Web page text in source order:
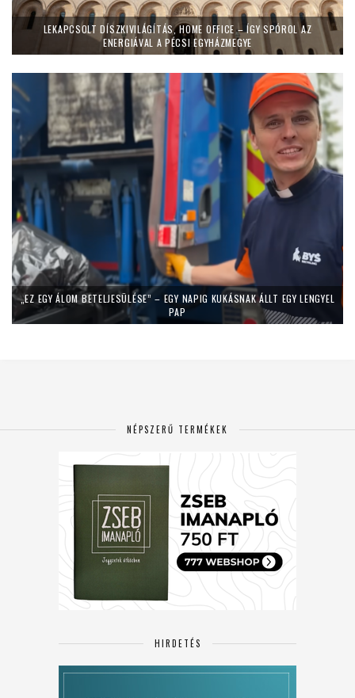
LEKAPCSOLT DÍSZKIVILÁGÍTÁS, HOME OFFICE – ÍGY SPÓROL AZ
ENERGIÁVAL A PÉCSI EGYHÁZMEGYE
„EZ EGY ÁLOM BETELJESÜLÉSE” – EGY NAPIG KUKÁSNAK ÁLLT EGY LENGYEL
PAP
NÉPSZERŰ TERMÉKEK
HIRDETÉS